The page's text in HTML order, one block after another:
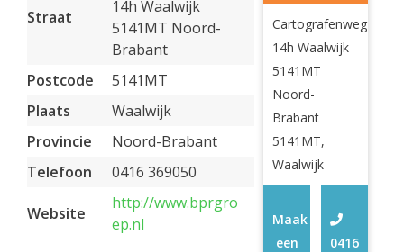
Straat
14h Waalwijk
5141MT Noord-
Brabant
Postcode
5141MT
Plaats
Waalwijk
Provincie
Noord-Brabant
Telefoon
0416 369050
Website
http://www.bprgro
ep.nl
Cartografenweg
14h Waalwijk
5141MT
Noord-
Brabant
5141MT,
Waalwijk
0416
Maak
een